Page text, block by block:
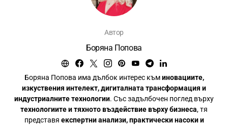
Автор
Боряна Попова
Боряна Попова има дълбок интерес къминовациите,
изкуствения интелект, дигиталната трансформация и
индустриалните технологии. Със задълбочен поглед върху
технологиите и тяхното въздействие върху бизнеса, тя
представя експертни анализи, практически насоки и